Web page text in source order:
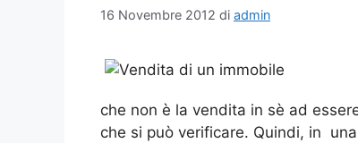
16 Novembre 2012 di admin
che non è la vendita in sè ad
che si può verificare. Quindi, in